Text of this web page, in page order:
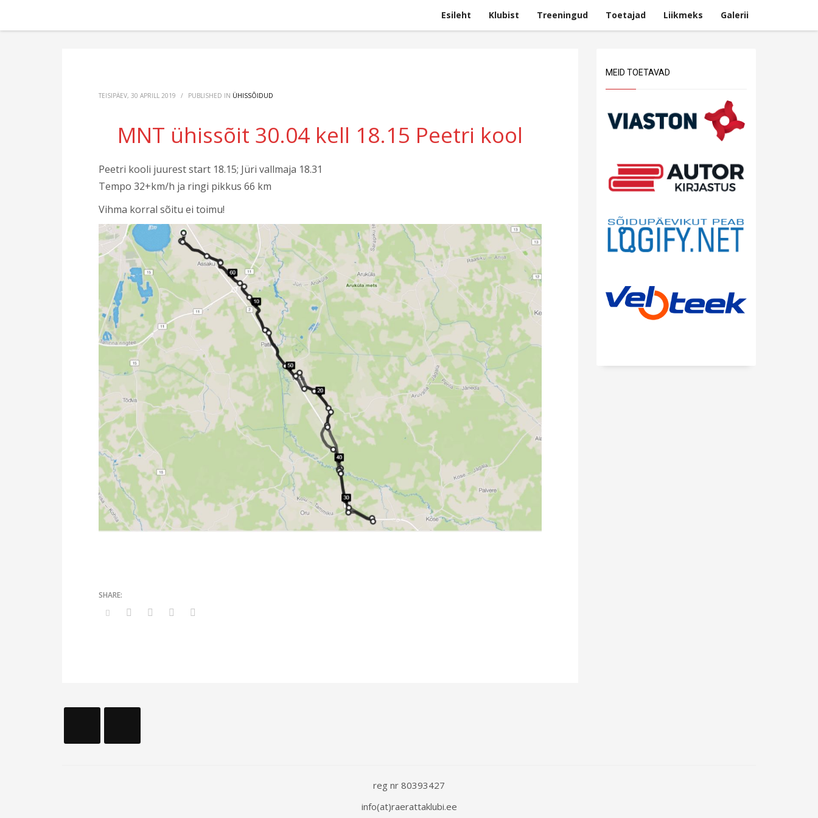
Esileht Klubist Treeningud Toetajad Liikmeks Galerii
TEISIPÄEV, 30 APRILL 2019 / PUBLISHED IN ÜHISSÕIDUD
MNT ühissõit 30.04 kell 18.15 Peetri kool
Peetri kooli juurest start 18.15; Jüri vallmaja 18.31
Tempo 32+km/h ja ringi pikkus 66 km
Vihma korral sõitu ei toimu!
MEID TOETAVAD
reg nr 80393427
info(at)raerattaklubi.ee